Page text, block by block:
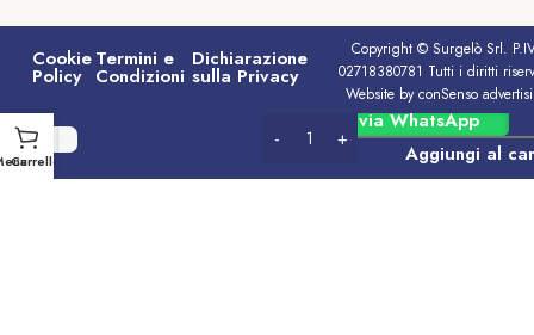
Cookie
Policy
Termini e
Condizioni
Dichiarazione
sulla Privacy
Copyright © Surgelò Srl.
02718380781 Tutti i diritti
Website by conSenso
Aggiungi al
Ordina via WhatsApp
Carrello